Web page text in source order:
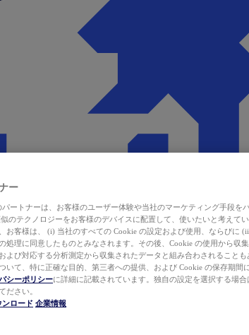
ー
パートナーは、お客様のユーザー体験や当社のマーケティング手段を
のテクノロジーをお客様のデバイスに配置して、使いたいと考えてい
お客様は、 (i) 当社のすべての Cookie の設定および使用、ならびに
処理に同意したものとみなされます。その後、Cookie の使用から収
よび対応する分析測定から収集されたデータと組み合わされることも
いて、特に正確な目的、第三者への提供、および Cookie の保存期間
シーポリシーに詳細に記載されています。独自の設定を選択する場
ださい。
ンロード 企業情報